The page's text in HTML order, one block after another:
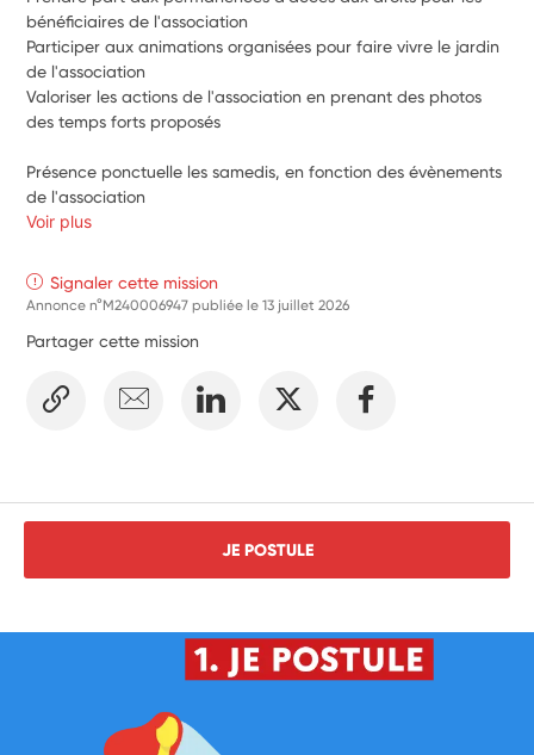
bénéficiaires de l'association
Participer aux animations organisées pour faire vivre le jardin
de l'association
Valoriser les actions de l'association en prenant des photos
des temps forts proposés
Présence ponctuelle les samedis, en fonction des évènements
de l'association
Voir plus
Signaler cette mission
Annonce n°M240006947 publiée le13 juillet 2026
Partager cette mission
JE POSTULE